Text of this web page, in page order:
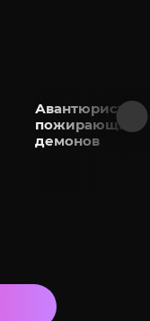
Авантюрист,
пожирающий
демонов